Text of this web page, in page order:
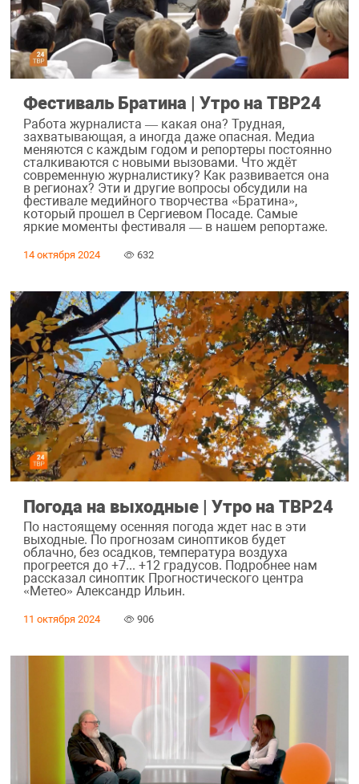
Фестиваль Братина | Утро на ТВР24
Работа журналиста — какая она? Трудная,
захватывающая, а иногда даже опасная. Медиа
меняются с каждым годом и репортеры постоянно
сталкиваются с новыми вызовами. Что ждёт
современную журналистику? Как развивается она
в регионах? Эти и другие вопросы обсудили на
фестивале медийного творчества «Братина»,
который прошел в Сергиевом Посаде. Самые
яркие моменты фестиваля — в нашем репортаже.
14 октября 2024 632
Погода на выходные | Утро на ТВР24
По настоящему осенняя погода ждет нас в эти
выходные. По прогнозам синоптиков будет
облачно, без осадков, температура воздуха
прогреется до +7... +12 градусов. Подробнее нам
рассказал синоптик Прогностического центра
«Метео» Александр Ильин.
11 октября 2024 906